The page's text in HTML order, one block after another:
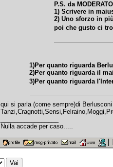
P.S. da
1) Scrivere in
2) Uno sforzo in
poi che gusto ci
1)Per quanto riguarda
2)Per quanto riguarda il
3)Per quanto riguarda
qui si parla (come sempre)di
Nulla accade per caso.....